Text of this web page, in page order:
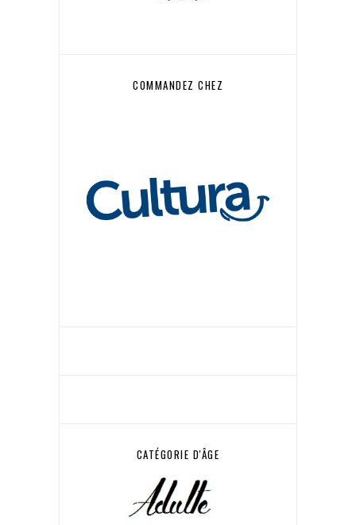
COMMANDEZ CHEZ
CATÉGORIE D'ÂGE